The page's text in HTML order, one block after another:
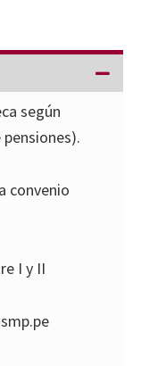
según
convenio
I y II